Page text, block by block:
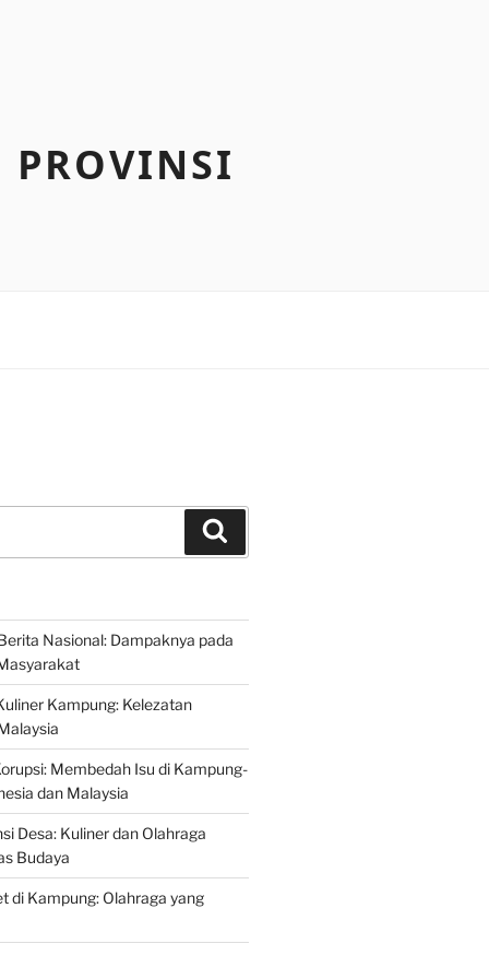
PROVINSI
Nasional: Dampaknya pada
Kampung: Kelezatan
Membedah Isu di Kampung-
dan Malaysia
Desa: Kuliner dan Olahraga
Budaya
di Kampung: Olahraga yang